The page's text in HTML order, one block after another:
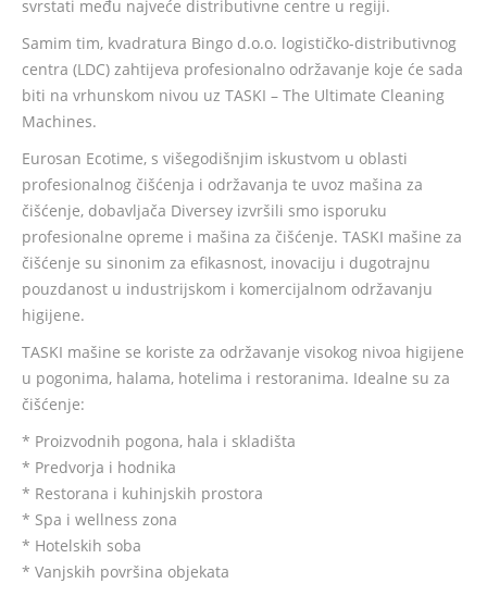
svrstati među najveće distributivne centre u regiji.
Samim tim, kvadratura Bingo d.o.o. logističko-distributivnog
centra (LDC) zahtijeva profesionalno održavanje koje će sada
biti na vrhunskom nivou uz TASKI – The Ultimate Cleaning
Machines.
Eurosan Ecotime, s višegodišnjim iskustvom u oblasti
profesionalnog čišćenja i održavanja te uvoz mašina za
čišćenje, dobavljača Diversey izvršili smo isporuku
profesionalne opreme i mašina za čišćenje. TASKI mašine za
čišćenje su sinonim za efikasnost, inovaciju i dugotrajnu
pouzdanost u industrijskom i komercijalnom održavanju
higijene.
TASKI mašine se koriste za održavanje visokog nivoa higijene
u pogonima, halama, hotelima i restoranima. Idealne su za
čišćenje:
* Proizvodnih pogona, hala i skladišta
* Predvorja i hodnika
* Restorana i kuhinjskih prostora
* Spa i wellness zona
* Hotelskih soba
* Vanjskih površina objekata